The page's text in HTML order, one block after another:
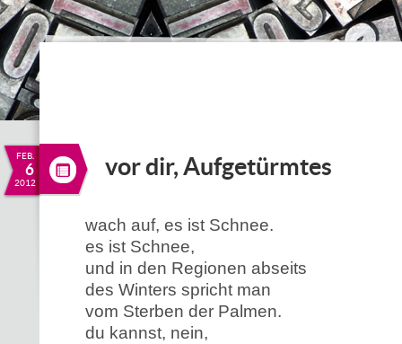
FEB.
6
2012
vor dir, Aufgetürmtes
wach auf, es ist Schnee.
es ist Schnee,
und in den Regionen abseits
des Winters spricht man
vom Sterben der Palmen.
du kannst, nein,